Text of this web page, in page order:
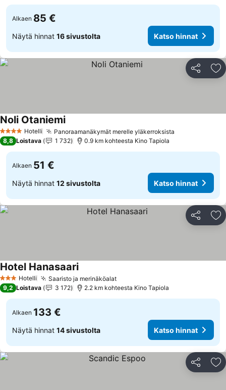
Alkaen 85 €
Näytä hinnat 16 sivustolta Katso hinnat
Jaa
4 Tähtiluokitus
Hotelli Panoraamanäkymät merelle yläkerroksista
Noli OtaniemiKatso hinnat
8,8 Loistava 1 732 0.9 km kohteesta Kino Tapiola
Alkaen 51 €
Näytä hinnat 12 sivustolta Katso hinnat
Jaa
3 Tähtiluokitus
Hotelli Saaristo ja merinäköalatKatso hinnat
Hotel HanasaariKatso hinnat
9,2 Loistava 3 172 2.2 km kohteesta Kino Tapiola
Alkaen 133 €
Näytä hinnat 14 sivustolta Katso hinnat
Jaa